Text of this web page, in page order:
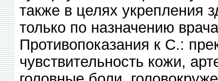
также в целях укрепления
только по назначению
Противопоказания к С.:
чувствительность кожи,